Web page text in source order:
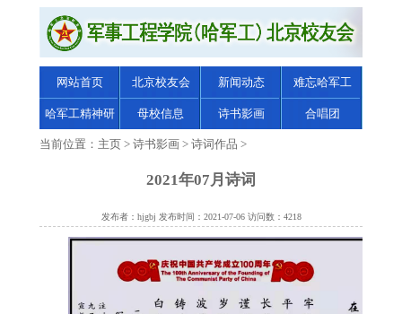
网站首页 北京校友会 新闻动态 难忘哈军工
哈军工精神研
究
母校信息 诗书影画 合唱团
当前位置： 主页 > 诗书影画 > 诗词作品 >
2021年07月诗词
发布者：hjgbj 发布时间：2021-07-06 访问数：4218